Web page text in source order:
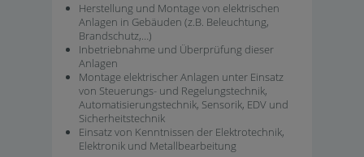
Herstellung und Montage von elektrischen
Anlagen in Gebäuden (z.B. Beleuchtung,
Brandschutz,…)
Inbetriebnahme und Überprüfung dieser
Anlagen
Montage elektrischer Anlagen unter Einsatz
von Steuerungs- und Regelungstechnik,
Automatisierungstechnik, Sensorik, EDV und
Sicherheitstechnik
Einsatz von Kenntnissen der Elektrotechnik,
Elektronik und Metallbearbeitung